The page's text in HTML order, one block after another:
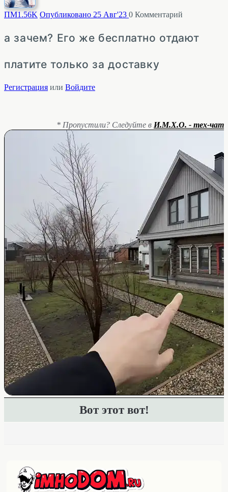
ПМ1.56K Опубликовано 25 Авг'23 0 Комментарий
а зачем? Его же бесплатно отдают
платите только за доставку
Регистрация или Войдите
* Пропустили? Следуйте в И.М.Х.О. - тех-чат
Вот этот вот!